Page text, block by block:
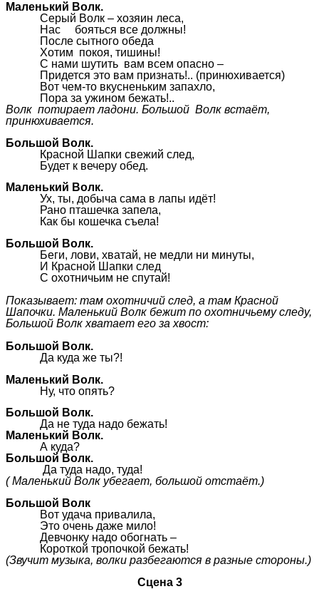
Маленький Волк.
Серый Волк – хозяин леса,
Нас бояться все должны!
После сытного обеда
Хотим покоя, тишины!
С нами шутить вам всем опасно –
Придется это вам признать!.. (принюхивается)
Вот чем-то вкусненьким запахло,
Пора за ужином бежать!..
Волк потирает ладони. Большой Волк встаёт,
принюхивается.
Большой Волк.
Красной Шапки свежий след,
Будет к вечеру обед.
Маленький Волк.
Ух, ты, добыча сама в лапы идёт!
Рано пташечка запела,
Как бы кошечка съела!
Большой Волк.
Беги, лови, хватай, не медли ни минуты,
И Красной Шапки след
С охотничьим не спутай!
Показывает: там охотничий след, а там Красной
Шапочки. Маленький Волк бежит по охотничьему следу,
Большой Волк хватает его за хвост:
Большой Волк.
Да куда же ты?!
Маленький Волк.
Ну, что опять?
Большой Волк.
Да не туда надо бежать!
Маленький Волк.
А куда?
Большой Волк.
Да туда надо, туда!
( Маленький Волк убегает, большой отстаёт.)
Большой Волк
Вот удача привалила,
Это очень даже мило!
Девчонку надо обогнать –
Короткой тропочкой бежать!
(Звучит музыка, волки разбегаются в разные стороны.)
Сцена 3